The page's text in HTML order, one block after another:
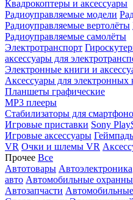
Квадрокоптеры и аксессуары
Радиоуправляемые модели
Радиоуправляемые вертолёты
Радиоуправляемые самолёты
Электротранспорт
аксессуары для
Электронные книги и
Аксессуары для электронных
Планшеты графические
MP3 плееры
Стабилизаторы для
Игровые приставки Sony
Игровые аксессуары
VR Очки и шлемы VR
Прочее Все
Автотовары Автоэлектроника
авто Автомобильные
Автозапчасти